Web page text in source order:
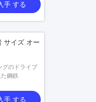
手 する
サイズ オー
ングのドライブ
た鋼鉄
手 する